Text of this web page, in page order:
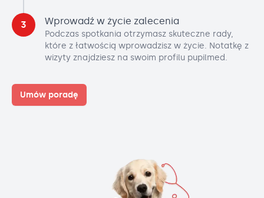
3 Wprowadź w życie zalecenia
Podczas spotkania otrzymasz skuteczne rady,
które z łatwością wprowadzisz w życie. Notatkę z
wizyty znajdziesz na swoim profilu pupilmed.
Umów poradę